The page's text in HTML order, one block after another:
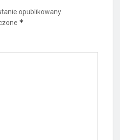
opublikowany.
*